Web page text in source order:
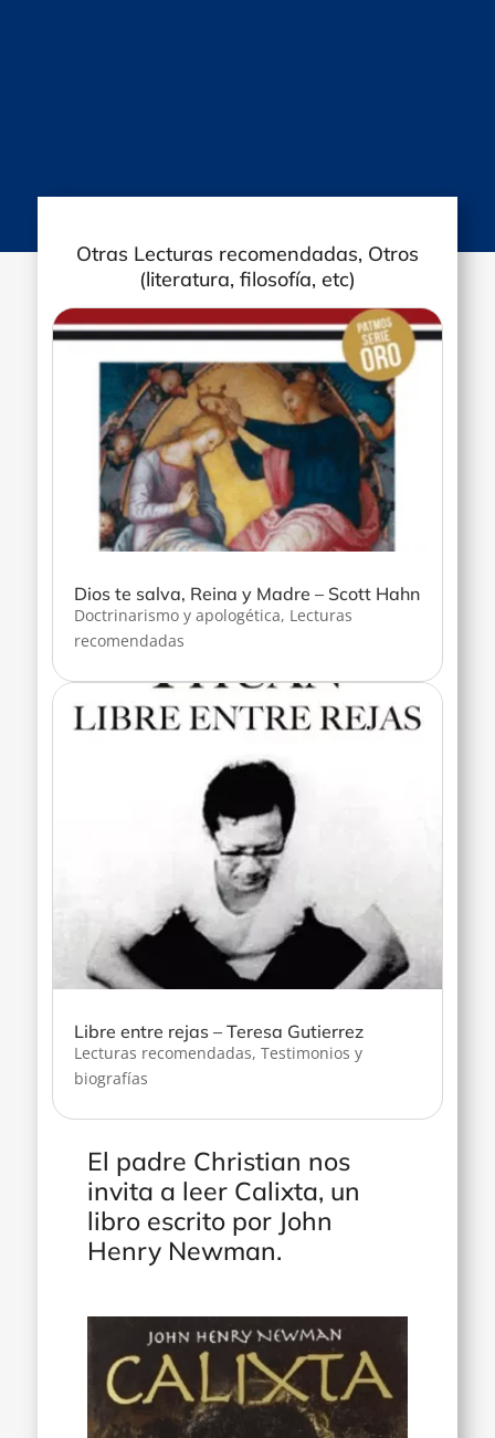
Otras Lecturas recomendadas, Otros
(literatura, filosofía, etc)
Dios te salva, Reina y Madre – Scott Hahn
Doctrinarismo y apologética, Lecturas
recomendadas
Libre entre rejas – Teresa Gutierrez
Lecturas recomendadas,Testimonios y
biografías
El padre Christian nos
invita a leer Calixta, un
libro escrito por John
Henry Newman.